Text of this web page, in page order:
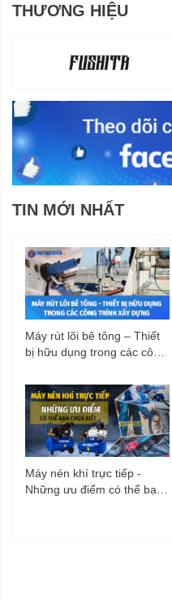
THƯƠNG HIỆU
TIN MỚI NHẤT
Máy rút lõi bê tông – Thiết
bị hữu dụng trong các công
Máy nén khí trực tiếp -
Những ưu điểm có thể bạn